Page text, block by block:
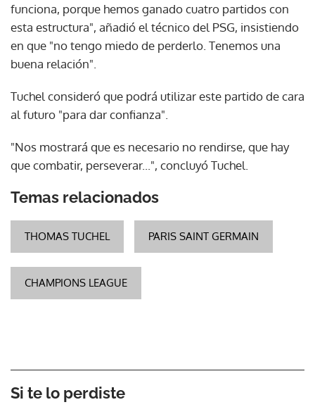
funciona, porque hemos ganado cuatro partidos con
esta estructura", añadió el técnico del PSG, insistiendo
en que "no tengo miedo de perderlo. Tenemos una
buena relación".
Tuchel consideró que podrá utilizar este partido de cara
al futuro "para dar confianza".
"Nos mostrará que es necesario no rendirse, que hay
que combatir, perseverar...", concluyó Tuchel.
Temas relacionados
THOMAS TUCHEL PARIS SAINT GERMAIN
CHAMPIONS LEAGUE
Si te lo perdiste